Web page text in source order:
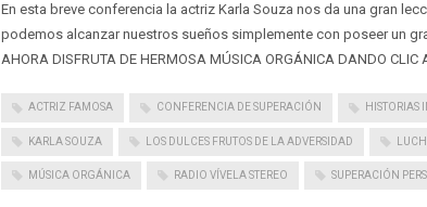
En esta breve conferencia la actriz Karla Souza nos da una gran
podemos alcanzar nuestros sueños simplemente con poseer un
AHORA DISFRUTA DE HERMOSA MÚSICA ORGÁNICA DANDO CLIC
ACTRIZ FAMOSA CONFERENCIA DE SUPERACIÓN HISTORIAS
KARLA SOUZA LOS DULCES FRUTOS DE LA ADVERSIDAD
MÚSICA ORGÁNICA RADIO VÍVELA STEREO SUPERACIÓN